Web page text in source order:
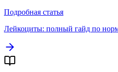
Подробная статья
Лейкоциты: полный гайд по